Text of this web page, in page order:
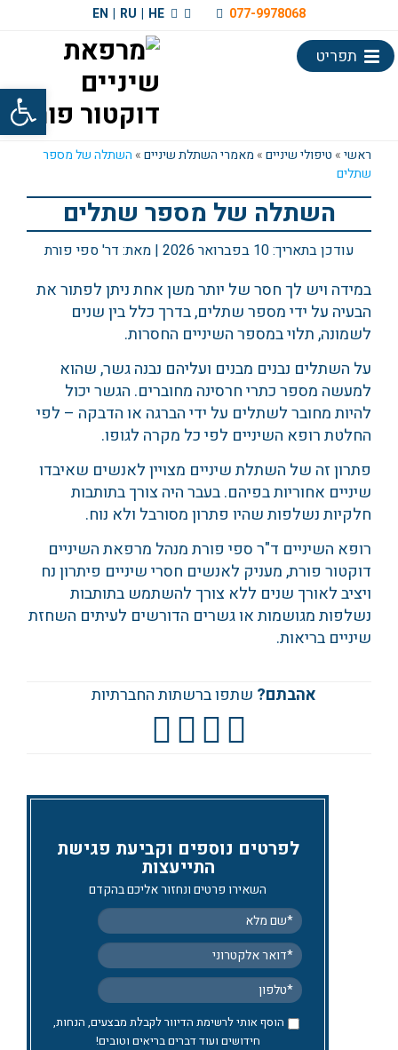
077-9978068
HE
|
RU
|
EN
ראשי» טיפולי שיניים» מאמרי השתלת שיניים» השתלה של מספר
שתלים
השתלה של מספר שתלים
עודכן בתאריך:10 בפברואר 2026 | מאת: דר' ספי פורת
במידה ויש לך חסר של יותר משן אחת ניתן לפתור את
הבעיה על ידי מספר שתלים, בדרך כלל בין שנים
לשמונה, תלוי במספר השיניים החסרות.
על השתלים נבנים מבנים ועליהם נבנה גשר, שהוא
למעשה מספר כתרי חרסינה מחוברים. הגשר יכול
להיות מחובר לשתלים על ידי הברגה או הדבקה – לפי
החלטת רופא השיניים לפי כל מקרה לגופו.
פתרון זה של השתלת שיניים מצויין לאנשים שאיבדו
שיניים אחוריות בפיהם. בעבר היה צורך בתותבות
חלקיות נשלפות שהיו פתרון מסורבל ולא נוח.
רופא השיניים ד"ר ספי פורת מנהל מרפאת השיניים
דוקטור פורת, מעניק לאנשים חסרי שיניים פיתרון נח
ויציב לאורך שנים ללא צורך להשתמש בתותבות
נשלפות מגושמות או גשרים הדורשים לעיתים השחזת
שיניים בריאות.
אהבתם? שתפו ברשתות החברתיות
לפרטים נוספים וקביעת פגישת
התייעצות
השאירו פרטים ונחזור אליכם בהקדם
הוסף אותי לרשימת הדיוור לקבלת מבצעים, הנחות,
חידושים ועוד דברים בריאים וטובים!
תפריט
פתח